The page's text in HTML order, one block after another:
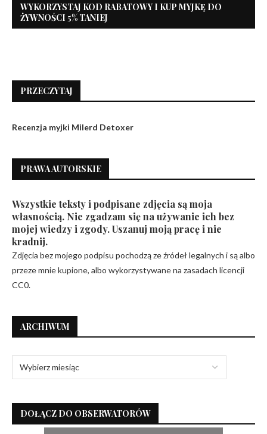
WYKORZYSTAJ KOD RABATOWY I KUP MYJKĘ DO
ŻYWNOŚCI 5% TANIEJ
PRZECZYTAJ
Recenzja myjki Milerd Detoxer
PRAWA AUTORSKIE
Wszystkie teksty i podpisane zdjęcia są moja
własnością. Nie zgadzam się na używanie ich bez
mojej wiedzy i zgody. Uszanuj moją pracę i nie
kradnij.
Zdjęcia bez mojego podpisu pochodzą ze źródeł legalnych i są albo
przeze mnie kupione, albo wykorzystywane na zasadach licencji
CC0.
ARCHIWUM
DOŁĄCZ DO OBSERWATORÓW